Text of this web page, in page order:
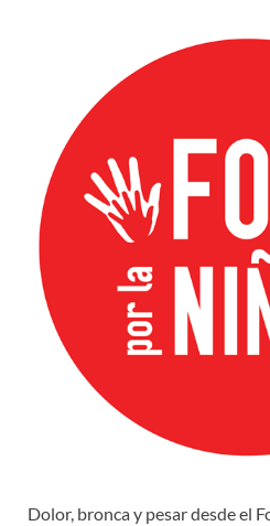
Dolor, bronca y pesar desde el